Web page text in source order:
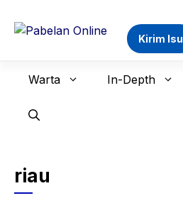
Kirim Isu
Warta In-Depth
riau